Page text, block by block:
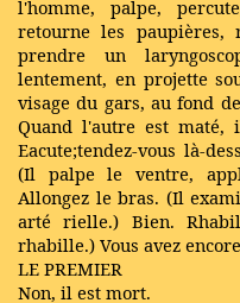
l'homme, palpe,
retourne les
prendre un
lentement, en projette
visage du gars, au fond
Quand l'autre est maté,
Eacute;tendez-vous là-
(Il palpe le ventre,
Allongez le bras. (Il
arté rielle.) Bien.
rhabille.) Vous avez
LE PREMIER
Non, il est mort.